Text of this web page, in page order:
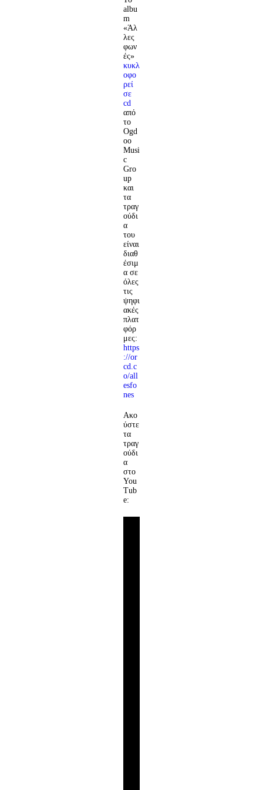
albu
m
«Άλ
λες
φων
ές»
κυκλ
οφο
ρεί
σε
cd
από
το
Ogd
oo
Musi
c
Gro
up
και
τα
τραγ
ούδι
α
του
είναι
διαθ
έσιμ
α σε
όλες
τις
ψηφι
ακές
πλατ
φόρ
μες:
https
://or
cd.c
o/all
esfo
nes
Ακο
ύστε
τα
τραγ
ούδι
α
στο
You
Tub
e: